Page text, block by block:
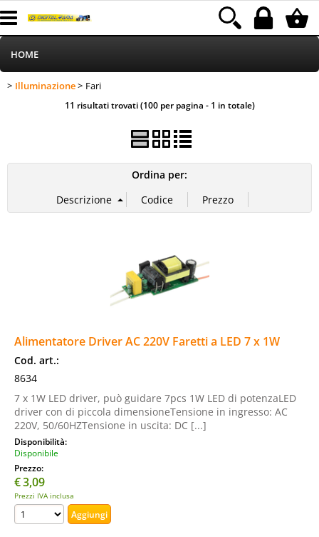
Categoria: HOME>
HOME
Informatica
Stampa
MEDIACOM
Illuminazione Fari
11 risultati trovati (100 per pagina - 1 in totale)
Ordina per:
Alimentatore Driver AC 220V Faretti a LED 7 x 1W
Cod. art.:
8634
7 x 1W LED driver, può guidare 7pcs 1W LED di potenzaLED
driver con di piccola dimensioneTensione in ingresso: AC
220V, 50/60HZTensione in uscita: DC [...]
Disponibilità:
Disponibile
Prezzo:
€3,09
Prezzi IVA inclusa